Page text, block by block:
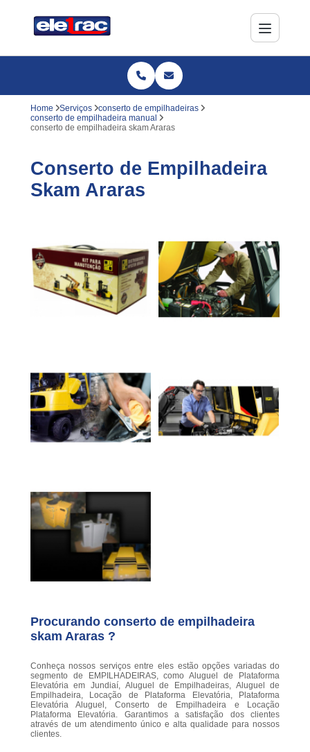
Home Serviços
conserto de empilhadeiras
conserto de empilhadeira manual
conserto de empilhadeira skam Araras
Conserto de Empilhadeira
Skam Araras
Procurando conserto de empilhadeira
skam Araras ?
Conheça nossos serviços entre eles estão opções variadas do
segmento de EMPILHADEIRAS, como Aluguel de Plataforma
Elevatória em Jundiaí, Aluguel de Empilhadeiras, Aluguel de
Empilhadeira, Locação de Plataforma Elevatória, Plataforma
Elevatória Aluguel, Conserto de Empilhadeira e Locação
Plataforma Elevatória. Garantimos a satisfação dos clientes
através de um atendimento único e alta qualidade para nossos
clientes.